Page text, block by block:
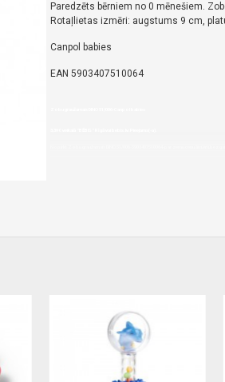
Paredzēts bērniem no 0 mēnešiem.
Rotaļlietas izmēri: augstums 9 cm,
Canpol babies
EAN 5903407510064
Nopirkt Zobu graužamais DINO 51/006-5903407510064-par zemu cenu,ātri,ērti,bez